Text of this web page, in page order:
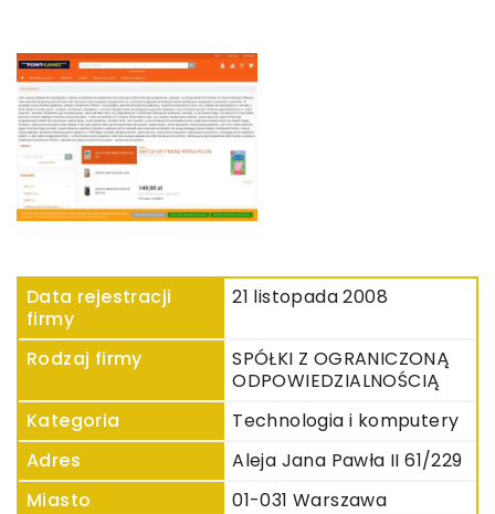
Data rejestracji
firmy
21 listopada 2008
Rodzaj firmy
SPÓŁKI Z OGRANICZONĄ
ODPOWIEDZIALNOŚCIĄ
Kategoria
Technologia i komputery
Adres
Aleja Jana Pawła II 61/229
Miasto
01-031 Warszawa